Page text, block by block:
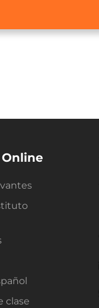
clase